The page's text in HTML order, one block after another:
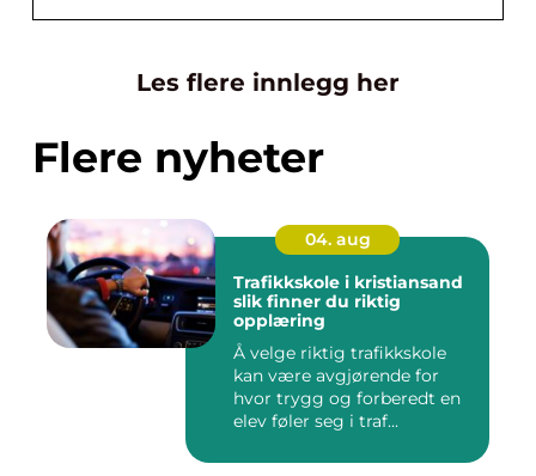
Les flere innlegg her
Flere nyheter
04. aug
Trafikkskole i kristiansand
slik finner du riktig
opplæring
Å velge riktig trafikkskole
kan være avgjørende for
hvor trygg og forberedt en
elev føler seg i traf...